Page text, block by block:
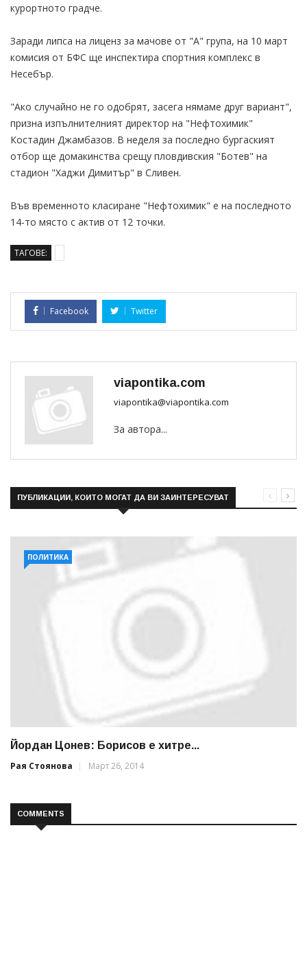
курортното градче.
Заради липса на лиценз за мачове от "А" група, на 10 март
комисия от БФС ще инспектира спортния комплекс в
Несебър.
"Ако случайно не го одобрят, засега нямаме друг вариант",
призна изпълнителният директор на "Нефтохимик"
Костадин Джамбазов. В неделя за последно бургаският
отбор ще домакинства срещу пловдивския "Ботев" на
стадион "Хаджи Димитър" в Сливен.
Във временното класиране "Нефтохимик" е на последното
14-то място с актив от 12 точки.
ТАГОВЕ:
Facebook Twitter
viapontika.com
viapontika@viapontika.com
За автора...
ПУБЛИКАЦИИ, КОИТО МОГАТ ДА ВИ ЗАИНТЕРЕСУВАТ
ПОЛИТИКА
Йордан Цонев: Борисов е хитре...
Рая Стоянова
Март 26, 2014
COMMENTS